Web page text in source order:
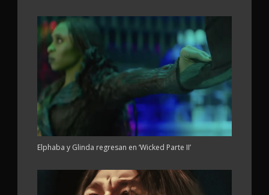
Elphaba y Glinda regresan en ‘Wicked Parte II’